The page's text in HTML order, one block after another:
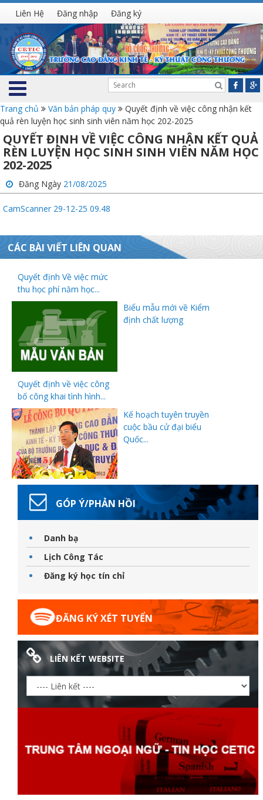
Liên Hệ Đăng nhập Đăng ký
Trang chủ Văn bản pháp quy
Quyết định về việc công nhận kết
quả rèn luyện học sinh sinh viên năm học 202-2025
QUYẾT ĐỊNH VỀ VIỆC CÔNG NHẬN KẾT QUẢ
RÈN LUYỆN HỌC SINH SINH VIÊN NĂM HỌC
202-2025
Đăng Ngày 21/08/2025
CamScanner 29-12-25 09.48
CÁC BÀI VIẾT LIÊN QUAN
Quyết định Về việc mức
thu học phí năm học...
Biểu mẫu mới về Kiểm
định chất lượng
Quyết định về việc công
bố công khai tình hình...
Kế hoạch tuyên truyền
cuộc bầu cử đại biểu
Quốc...
GÓP Ý/PHẢN HỒI
Danh bạ
Lịch Công Tác
Đăng ký học tín chỉ
ĐĂNG KÝ XÉT TUYỂN
LIÊN KẾT WEBSITE